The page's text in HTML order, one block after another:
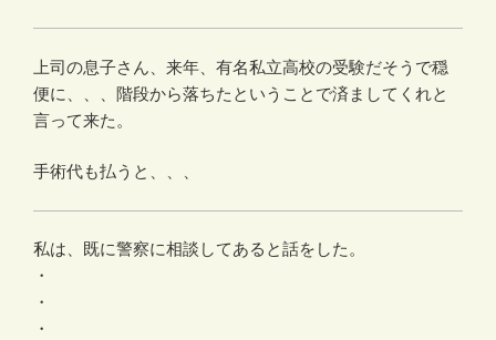
上司の息子さん、来年、有名私立高校の受験だそうで穏
便に、、、階段から落ちたということで済ましてくれと
言って来た。
手術代も払うと、、、
私は、既に警察に相談してあると話をした。
・
・
・